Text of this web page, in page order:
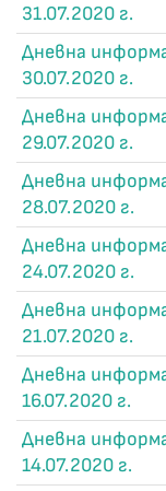
31.07.2020 г.
Дневна
30.07.2020 г.
Дневна
29.07.2020 г.
Дневна
28.07.2020 г.
Дневна
24.07.2020 г.
Дневна
21.07.2020 г.
Дневна
16.07.2020 г.
Дневна
14.07.2020 г.